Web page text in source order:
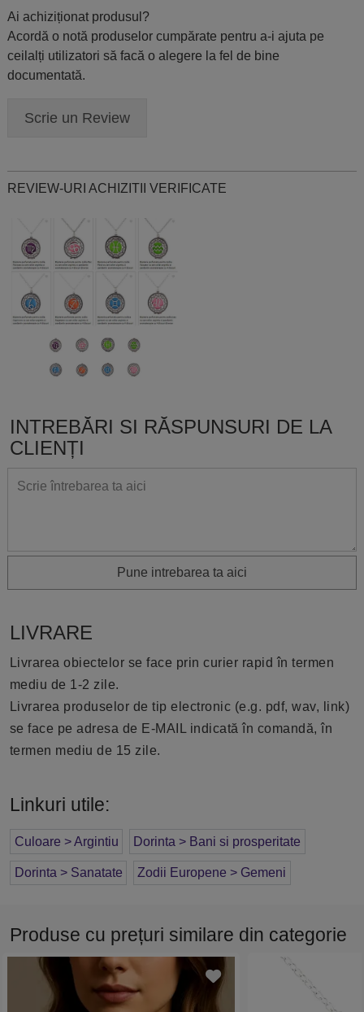
Ai achiziționat produsul?
Acordă o notă produselor cumpărate pentru a-i ajuta pe
ceilalți utilizatori să facă o alegere la fel de bine
documentată.
Scrie un Review
REVIEW-URI ACHIZITII VERIFICATE
INTREBĂRI SI RĂSPUNSURI DE LA
CLIENȚI
Pune intrebarea ta aici
LIVRARE
Livrarea obiectelor se face prin curier rapid în termen
mediu de 1-2 zile.
Livrarea produselor de tip electronic (e.g. pdf, wav, link)
se face pe adresa de E-MAIL indicată în comandă, în
termen mediu de 15 zile.
Linkuri utile:
Culoare > Argintiu Dorinta > Bani si prosperitate
Dorinta > Sanatate Zodii Europene > Gemeni
Produse cu prețuri similare din categorie